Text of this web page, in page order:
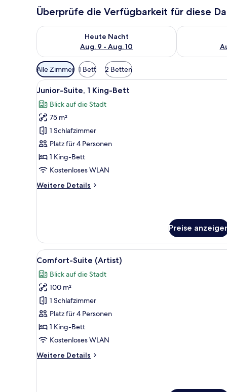
Überprüfe die Verfügbarkeit für diese
Heute Nacht
Aug. 9 - Aug. 10
Überprüfe die Verfügbarkeit für heute Nacht, Aug. 9
Überprüfe
Verfügbare
Filter
für
Zimmer
Alle Zimmer 1 Bett 2 Betten
Alle
Fotos
für
Junior-
Suite,
1 King-
Bett
anzeigen
Ein modernes Hotelzimmer
8
Junior-Suite, 1 King-Bett
Blick auf die Stadt
75 m²
1 Schlafzimmer
Platz für 4 Personen
1 King-Bett
Kostenloses WLAN
Weitere Details
Weitere
Bett
Preise
Alle
Fotos
für
Comfort-
Suite
(Artist)
anzeigen
Ein Hotelzimmer mit einem
10
Comfort-Suite (Artist)
Blick auf die Stadt
100 m²
1 Schlafzimmer
Platz für 4 Personen
1 King-Bett
Kostenloses WLAN
Weitere Details
Weitere